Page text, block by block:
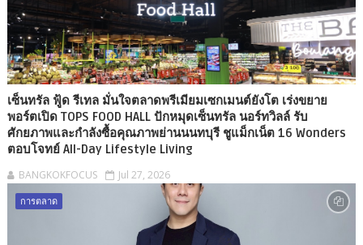
เซ็นทรัล ฟู้ด รีเทล มั่นใจตลาดพรีเมียมเซกเมนต์ยังโต เร่งขยาย
พอร์ตเปิด TOPS FOOD HALL ปักหมุดเซ็นทรัล นอร์ทวิลล์ รับ
ศักยภาพและกำลังซื้อคุณภาพย่านนนทบุรี ชูแม็กเน็ต 16 Wonders
ตอบโจทย์ All-Day Lifestyle Living
BANGKOKFOCUS Jul 27, 2026
การตลาด